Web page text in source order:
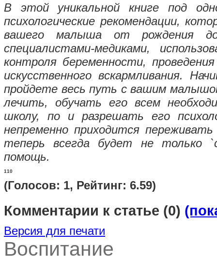
В этой уникальной книге под
психологические рекомендации,
вашего малыша от рождения до
специалистами-медиками,
контроля беременности,
искусственного вскармливания.
пройдете весь путь с вашим
лечить, обучать его всем
школу, по и разрешать его
непременно приходится
теперь всегда будет не только
помощь.
110
(Голосов: 1, Рейтинг: 6.59)
Комментарии к статье (0)
Версия для печати
Воспитание